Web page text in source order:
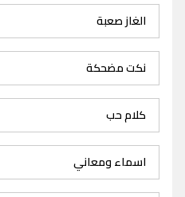
الغاز صعبة
نكت مضحكة
كلام حب
اسماء ومعاني